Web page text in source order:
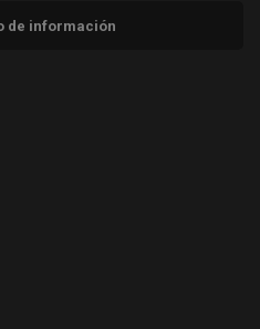
de información